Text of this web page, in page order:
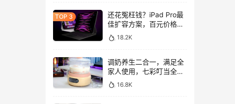
还花冤枉钱？iPad Pro最
佳扩容方案，百元价格轻
松拓展128GB
18.2K
调奶养生二合一，满足全
家人使用，七彩叮当全玻
璃调奶器上手体验
16.8K